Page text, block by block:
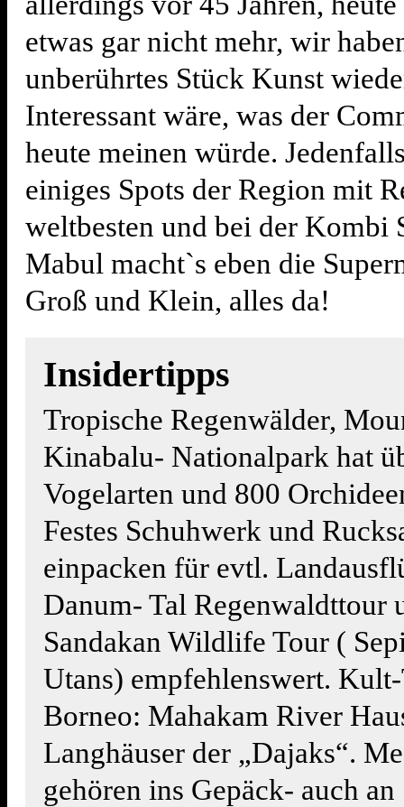
etwas gar nicht mehr, wir
unberührtes Stück Kunst
Interessant wäre, was der
heute meinen würde.
einiges Spots der Region mit
weltbesten und bei der Kombi
Mabul macht`s eben die
Groß und Klein, alles da!
Insidertipps
Tropische Regenwälder,
Kinabalu- Nationalpark hat
Vogelarten und 800
Festes Schuhwerk und
einpacken für evtl.
Danum- Tal Regenwaldttour
Sandakan Wildlife Tour (
Utans) empfehlenswert.
Borneo: Mahakam River
Langhäuser der „Dajaks“.
gehören ins Gepäck- auch an